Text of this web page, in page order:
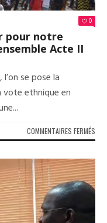
0
pour notre
Acte II
se pose la
vote ethnique en
COMMENTAIRES FERMÉS
LE
UN